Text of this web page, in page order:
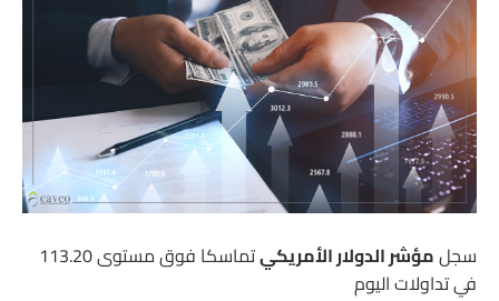
سجلمؤشر الدولار الأمريكي
تماسكا فوق مستوى 113.20
في تداولات اليوم